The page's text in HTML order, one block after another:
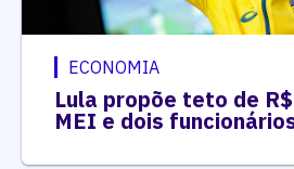
ECONOMIA
Lula propõe teto de
MEI e dois